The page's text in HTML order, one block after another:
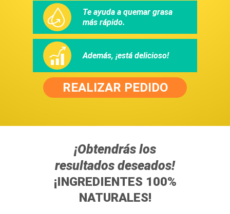
Te ayuda a quemar grasa
más rápido.
Además, ¡está delicioso!
REALIZAR PEDIDO
¡Obtendrás los
resultados deseados!
¡INGREDIENTES 100%
NATURALES!